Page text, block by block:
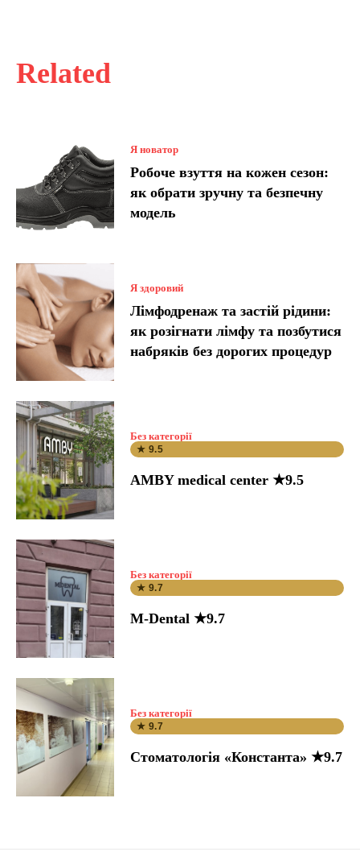
Related
Я новатор
Робоче взуття на кожен сезон:
як обрати зручну та безпечну
модель
Я здоровий
Лімфодренаж та застій рідини:
як розігнати лімфу та позбутися
набряків без дорогих процедур
Без категорії
★ 9.5
AMBY medical center ★9.5
Без категорії
★ 9.7
M-Dental ★9.7
Без категорії
★ 9.7
Стоматологія «Константа» ★9.7